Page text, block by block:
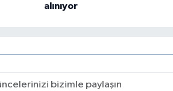
alınıyor